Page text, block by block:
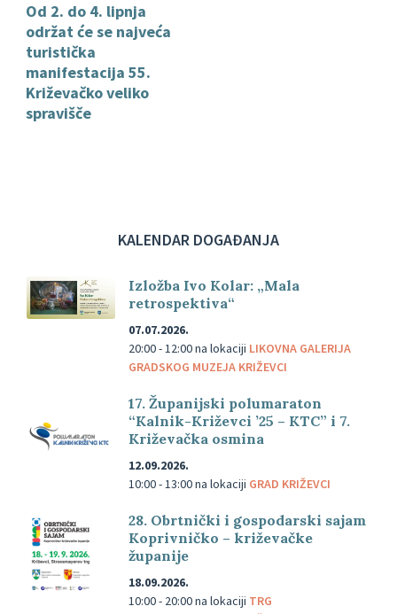
Od 2. do 4. lipnja
održat će se najveća
turistička
manifestacija 55.
Križevačko veliko
spravišče
KALENDAR DOGAĐANJA
Izložba Ivo Kolar: „Mala
retrospektiva“
07.07.2026.
20:00 - 12:00na lokaciji LIKOVNA GALERIJA
GRADSKOG MUZEJA KRIŽEVCI
17. Županijski polumaraton
“Kalnik-Križevci ’25 – KTC” i 7.
Križevačka osmina
12.09.2026.
10:00 - 13:00na lokaciji GRAD KRIŽEVCI
28. Obrtnički i gospodarski sajam
Koprivničko – križevačke
županije
18.09.2026.
10:00 - 20:00na lokaciji TRG